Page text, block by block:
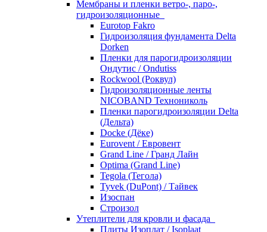
Мембраны и пленки ветро-, паро-,
гидроизоляционные
Eurotop Fakro
Гидроизоляция фундамента Delta
Dorken
Пленки для парогидроизоляции
Ондутис / Ondutiss
Rockwool (Роквул)
Гидроизоляционные ленты
NICOBAND Технониколь
Пленки парогидроизоляции Delta
(Дельта)
Docke (Дёке)
Eurovent / Евровент
Grand Line / Гранд Лайн
Optima (Grand Line)
Tegola (Тегола)
Tyvek (DuPont) / Тайвек
Изоспан
Строизол
Утеплители для кровли и фасада
Плиты Изоплат / Isoplaat